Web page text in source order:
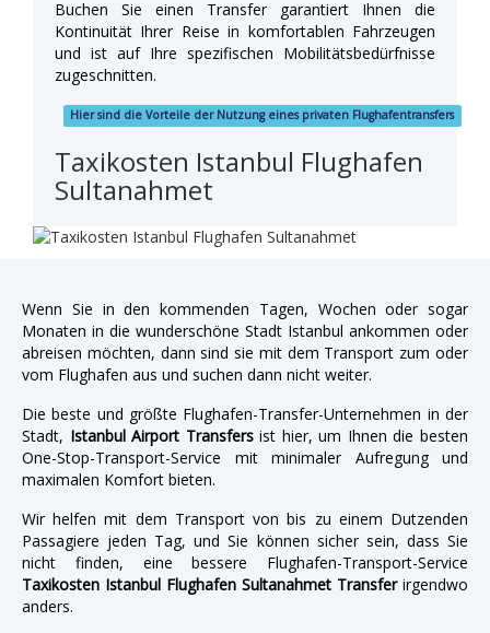
Buchen Sie einen Transfer garantiert Ihnen die
Kontinuität Ihrer Reise in komfortablen Fahrzeugen
und ist auf Ihre spezifischen Mobilitätsbedürfnisse
zugeschnitten.
Hier sind die Vorteile der Nutzung eines privaten Flughafentransfers
Taxikosten Istanbul Flughafen
Sultanahmet
Wenn Sie in den kommenden Tagen, Wochen oder sogar
Monaten in die wunderschöne Stadt Istanbul ankommen oder
abreisen möchten, dann sind sie mit dem Transport zum oder
vom Flughafen aus und suchen dann nicht weiter.
Die beste und größte Flughafen-Transfer-Unternehmen in der
Stadt, Istanbul Airport Transfersist hier, um Ihnen die besten
One-Stop-Transport-Service mit minimaler Aufregung und
maximalen Komfort bieten.
Wir helfen mit dem Transport von bis zu einem Dutzenden
Passagiere jeden Tag, und Sie können sicher sein, dass Sie
nicht finden, eine bessere Flughafen-Transport-Service
Taxikosten Istanbul Flughafen Sultanahmet Transferirgendwo
anders.